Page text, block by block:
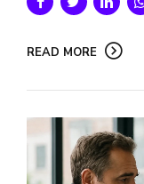
READ MORE